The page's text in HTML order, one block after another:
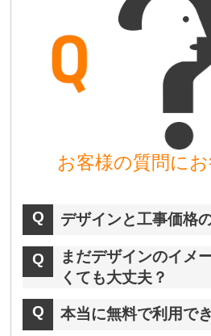
お客様の質問に
デザインと工事価格
まだデザインのイメ
くても大丈夫？
本当に無料で利用で